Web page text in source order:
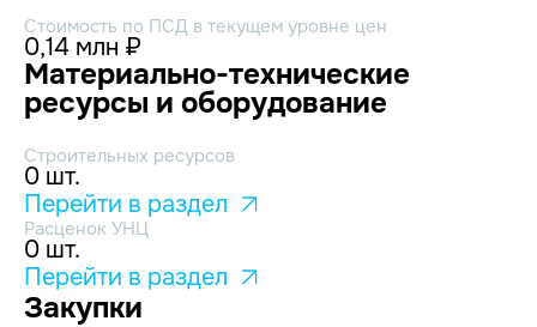
Стоимость по ПСД в текущем уровне цен
0,14 млн ₽
Материально-технические
ресурсы и оборудование
Строительных ресурсов
0 шт.
Перейти в раздел
Расценок УНЦ
0 шт.
Перейти в раздел
Закупки